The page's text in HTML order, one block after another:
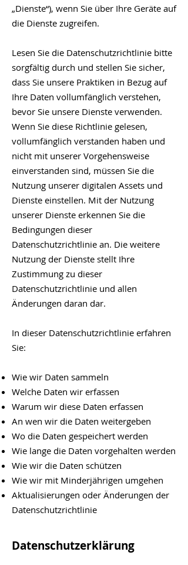
„Dienste“), wenn Sie über Ihre Geräte auf
die Dienste zugreifen.
Lesen Sie die Datenschutzrichtlinie bitte
sorgfältig durch und stellen Sie sicher,
dass Sie unsere Praktiken in Bezug auf
Ihre Daten vollumfänglich verstehen,
bevor Sie unsere Dienste verwenden.
Wenn Sie diese Richtlinie gelesen,
vollumfänglich verstanden haben und
nicht mit unserer Vorgehensweise
einverstanden sind, müssen Sie die
Nutzung unserer digitalen Assets und
Dienste einstellen. Mit der Nutzung
unserer Dienste erkennen Sie die
Bedingungen dieser
Datenschutzrichtlinie an. Die weitere
Nutzung der Dienste stellt Ihre
Zustimmung zu dieser
Datenschutzrichtlinie und allen
Änderungen daran dar.
In dieser Datenschutzrichtlinie erfahren
Sie:
Wie wir Daten sammeln
Welche Daten wir erfassen
Warum wir diese Daten erfassen
An wen wir die Daten weitergeben
Wo die Daten gespeichert werden
Wie lange die Daten vorgehalten werden
Wie wir die Daten schützen
Wie wir mit Minderjährigen umgehen
Aktualisierungen oder Änderungen der
Datenschutzrichtlinie
Datenschutzerklärung